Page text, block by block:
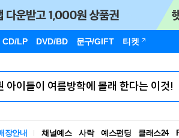
CD/LP DVD/BD 문구/GIFT 티켓
장안내 채널예스 사락 예스펀딩 클래스24